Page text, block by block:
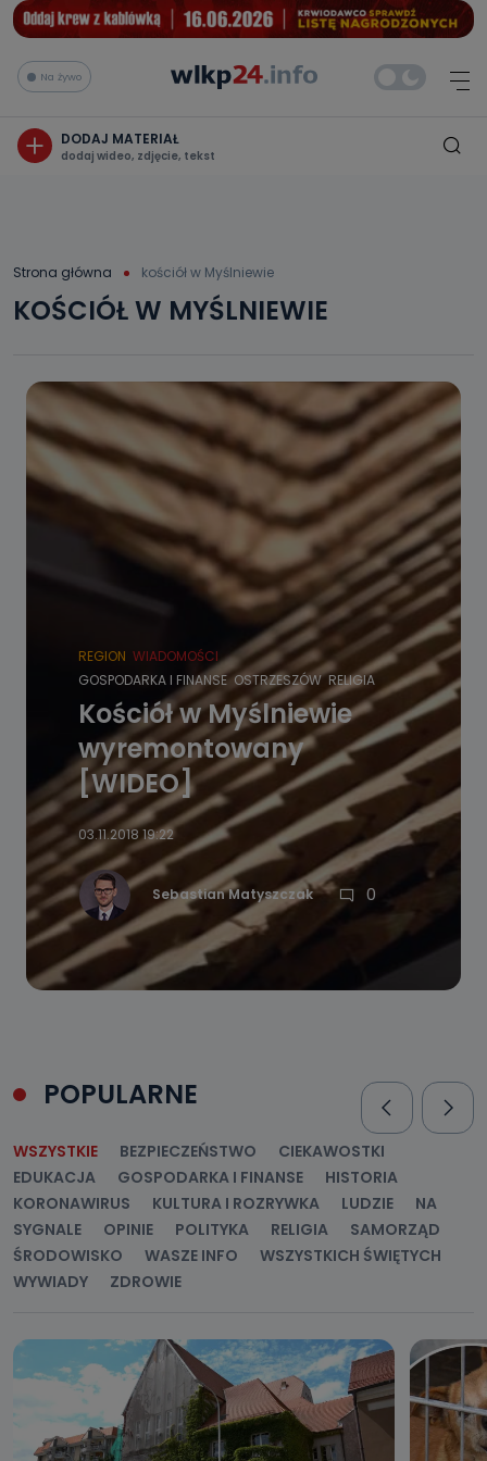
Na żywo
DODAJ MATERIAŁ
dodaj wideo, zdjęcie, tekst
Strona główna kościół w Myślniewie
KOŚCIÓŁ W MYŚLNIEWIE
REGION WIADOMOŚCI
GOSPODARKA I FINANSE OSTRZESZÓW RELIGIA
Kościół w Myślniewie
wyremontowany
[WIDEO]
03.11.2018 19:22
Sebastian Matyszczak 0
POPULARNE
WSZYSTKIE BEZPIECZEŃSTWO
CIEKAWOSTKI
EDUKACJA
GOSPODARKA I FINANSE
HISTORIA
KORONAWIRUS
KULTURA I ROZRYWKA LUDZIE
NA
SYGNALE
OPINIE POLITYKA RELIGIA
SAMORZĄD
ŚRODOWISKO
WASZE INFO
WSZYSTKICH ŚWIĘTYCH
WYWIADY
ZDROWIE